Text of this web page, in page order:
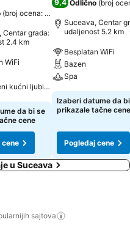
(broj ocena: 5.244
Centar grada:
2.4 km
WiFi
kućni ljubimci
da bi se
cene
cene
9,4 Odlično (broj
Suceava, Centar
udaljenost 5.2 km
Besplatan WiFi
Bazen
Spa
Izaberi datume da
prikazale tačne cene
Pogledaj cene
u Suceava
sajtova